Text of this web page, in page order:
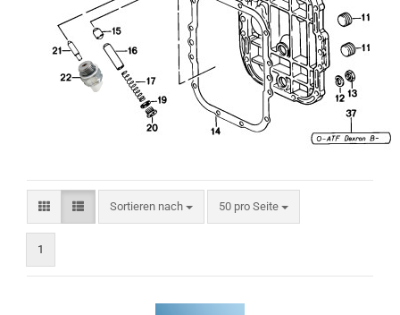
Sortieren nach
Sortieren nach 50 pro Seite
pro Seite
1